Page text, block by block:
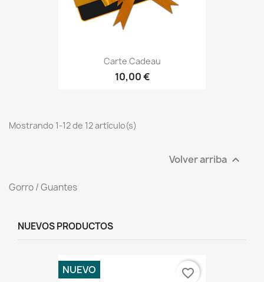
Carte Cadeau
10,00 €
Mostrando 1-12 de 12 artículo(s)
Volver arriba 
Gorro / Guantes
NUEVOS PRODUCTOS
NUEVO favorite_border